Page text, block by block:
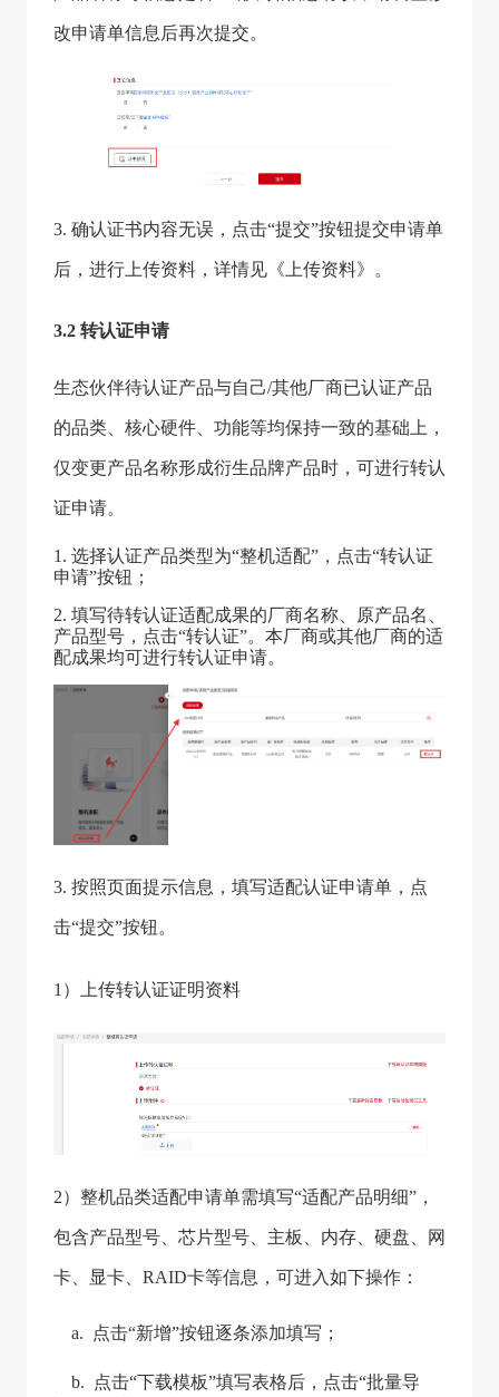
改申请单信息后再次提交。
3. 确认证书内容无误，点击“提交”按钮提交申请单
后，进行上传资料，详情见《上传资料》。
3.2 转认证申请
生态伙伴待认证产品与自己/其他厂商已认证产品
的品类、核心硬件、功能等均保持一致的基础上，
仅变更产品名称形成衍生品牌产品时，可进行转认
证申请。
1. 选择认证产品类型为“整机适配”，点击“转认证
申请”按钮；
2. 填写待转认证适配成果的厂商名称、原产品名、
产品型号，点击“转认证”。本厂商或其他厂商的适
配成果均可进行转认证申请。
3. 按照页面提示信息，填写适配认证申请单，点
击“提交”按钮。
1）上传转认证证明资料
2）整机品类适配申请单需填写“适配产品明细”，
包含产品型号、芯片型号、主板、内存、硬盘、网
卡、显卡、RAID卡等信息，可进入如下操作：
a. 点击“新增”按钮逐条添加填写；
b. 点击“下载模板”填写表格后，点击“批量导